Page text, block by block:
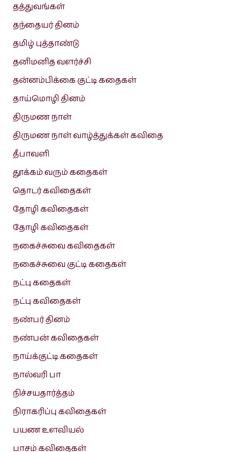
தத்துவங்கள்
தந்தையர் தினம்
தமிழ் புத்தாண்டு
தனிமனித வளர்ச்சி
தன்னம்பிக்கை குட்டி கதைகள்
தாய்மொழி தினம்
திருமண நாள்
திருமண நாள் வாழ்த்துக்கள் கவிதை
தீபாவளி
தூக்கம் வரும் கதைகள்
தொடர் கவிதைகள்
தோழி கவிதைகள்
தோழி கவிதைகள்
நகைச்சுவை கவிதைகள்
நகைச்சுவை குட்டி கதைகள்
நட்பு கதைகள்
நட்பு கவிதைகள்
நண்பர் தினம்
நண்பன் கவிதைகள்
நாய்க்குட்டி கதைகள்
நால்வரி பா
நிச்சயதார்த்தம்
நிராகரிப்பு கவிதைகள்
பயண உளவியல்
பாசம் கவிதைகள்